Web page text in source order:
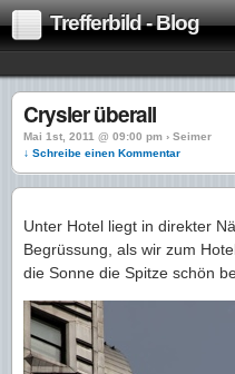
Trefferbild - Blog
Crysler überall
Mai 1st, 2011 @ 09:00 pm › Seimer
↓ Schreibe einen Kommentar
Unter Hotel liegt in direkter
Begrüssung, als wir zum
die Sonne die Spitze schön